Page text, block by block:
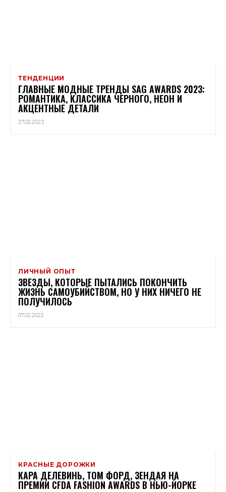
ТЕНДЕНЦИИ
ГЛАВНЫЕ МОДНЫЕ ТРЕНДЫ SAG AWARDS 2023:
РОМАНТИКА, КЛАССИКА ЧЕРНОГО, НЕОН И
АКЦЕНТНЫЕ ДЕТАЛИ
27.02.2023
ЛИЧНЫЙ ОПЫТ
ЗВЕЗДЫ, КОТОРЫЕ ПЫТАЛИСЬ ПОКОНЧИТЬ
ЖИЗНЬ САМОУБИЙСТВОМ, НО У НИХ НИЧЕГО НЕ
ПОЛУЧИЛОСЬ
07.02.2022
КРАСНЫЕ ДОРОЖКИ
КАРА ДЕЛЕВИНЬ, ТОМ ФОРД, ЗЕНДАЯ НА
ПРЕМИИ CFDA FASHION AWARDS В НЬЮ-ЙОРКЕ